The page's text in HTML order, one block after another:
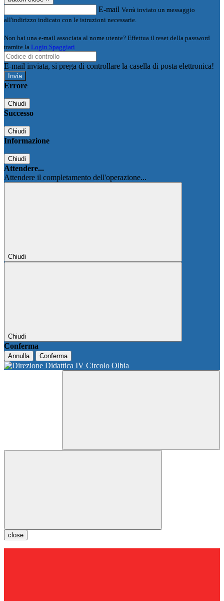
E-mail Verrà inviato un messaggio
all'indirizzo indicato con le istruzioni necessarie.
Non hai una e-mail associata al nome utente? Effettua il reset della password
tramite la Login Spaggiari
E-mail inviata, si prega di controllare la casella di posta elettronica!
Errore
Chiudi
Successo
Chiudi
Informazione
Chiudi
Attendere...
Attendere il completamento dell'operazione...
Chiudi
Chiudi
Conferma
Annulla Conferma
close